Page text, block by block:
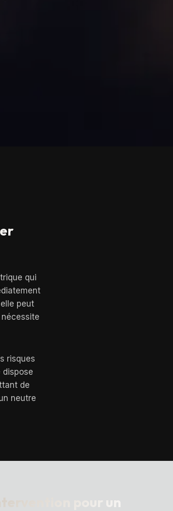
qui
peut
risques
dispose
de
neutre
pour un